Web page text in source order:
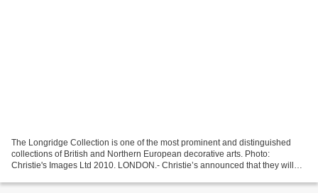
The Longridge Collection is one of the most prominent and distinguished
collections of British and Northern European decorative arts. Photo:
Christie's Images Ltd 2010. LONDON.- Christie’s announced that they will